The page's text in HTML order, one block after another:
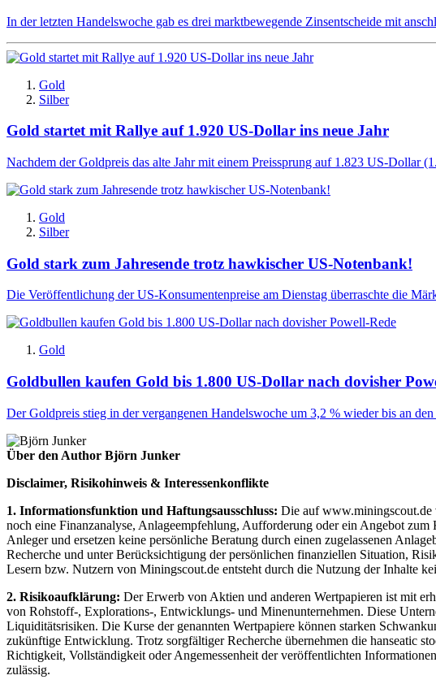
In der letzten Handelswoche gab es drei marktbewegende Zinsentscheide mit
Gold
Silber
Gold startet mit Rallye auf 1.920 US-Dollar ins neue Jahr
Nachdem der Goldpreis das alte Jahr mit einem Preissprung auf 1.823 US-Dollar
Gold
Silber
Gold stark zum Jahresende trotz hawkischer US-Notenbank!
Die Veröffentlichung der US-Konsumentenpreise am Dienstag überraschte die
Gold
Goldbullen kaufen Gold bis 1.800 US-Dollar nach dovisher
Der Goldpreis stieg in der vergangenen Handelswoche um 3,2 % wieder bis an
Über den Author Björn Junker
Disclaimer, Risikohinweis & Interessenkonflikte
1. Informationsfunktion und Haftungsausschluss: Die auf www.miningscout.de
noch eine Finanzanalyse, Anlageempfehlung, Aufforderung oder ein Angebot
Anleger und ersetzen keine persönliche Beratung durch einen zugelassenen
Recherche und unter Berücksichtigung der persönlichen finanziellen Situation,
Lesern bzw. Nutzern von Miningscout.de entsteht durch die Nutzung der Inhalte
2. Risikoaufklärung: Der Erwerb von Aktien und anderen Wertpapieren ist mit
von Rohstoff-, Explorations-, Entwicklungs- und Minenunternehmen. Diese
Liquiditätsrisiken. Die Kurse der genannten Wertpapiere können starken
zukünftige Entwicklung. Trotz sorgfältiger Recherche übernehmen die hanseatic
Richtigkeit, Vollständigkeit oder Angemessenheit der veröffentlichten
zulässig.